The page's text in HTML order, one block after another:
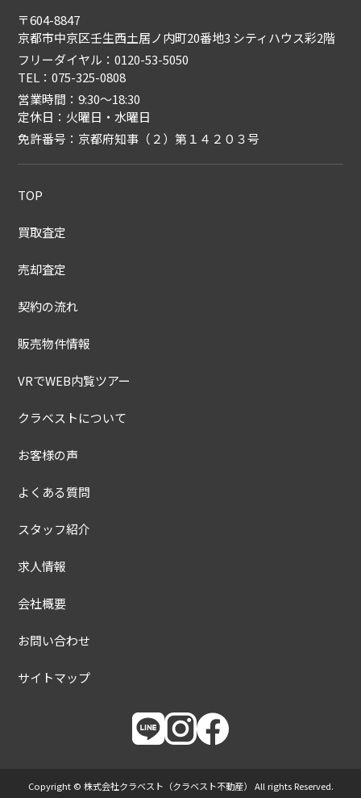
〒604-8847
京都市中京区壬生西土居ノ内町20番地3 シティハウス彩2階
フリーダイヤル：0120-53-5050
TEL：075-325-0808
営業時間：9:30〜18:30
定休日：火曜日・水曜日
免許番号：京都府知事（２）第１４２０３号
TOP
買取査定
売却査定
契約の流れ
販売物件情報
VRでWEB内覧ツアー
クラベストについて
お客様の声
よくある質問
スタッフ紹介
求人情報
会社概要
お問い合わせ
サイトマップ
Copyright © 株式会社クラベスト（クラベスト不動産） All rights Reserved.